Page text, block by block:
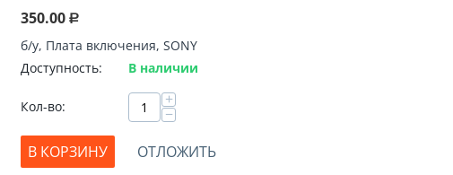
350.00 Р
б/у, Плата включения, SONY
Доступность:
В наличии
Кол-во: +
−
В КОРЗИНУ
ОТЛОЖИТЬ